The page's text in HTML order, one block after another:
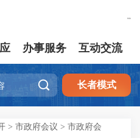
办事服务 互动交流
 长者模式
> 市政府会议 > 市政府会